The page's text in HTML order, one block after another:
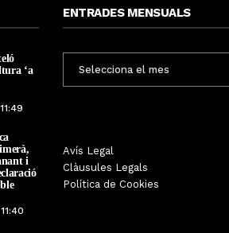
‘a
i
ENTRADES MENSUALS
MENSUALS
Avís Legal
Clàusules Legals
Política de Cookies
la història
Pedrafoc”,
de
Tàrrega edita un
història dels gegants
en el marc de la